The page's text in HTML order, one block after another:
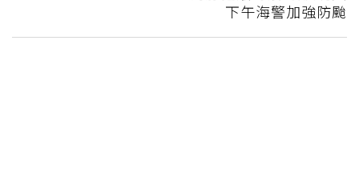
下午海警加強防颱